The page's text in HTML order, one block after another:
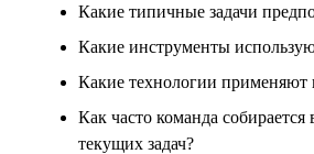
Какие типичные задачи
Какие инструменты
Какие технологии применяют
Как часто команда
текущих задач?